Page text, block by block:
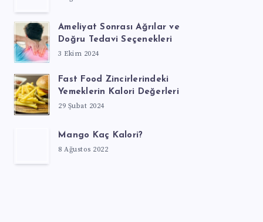
Ameliyat Sonrası Ağrılar ve
Doğru Tedavi Seçenekleri
3 Ekim 2024
Fast Food Zincirlerindeki
Yemeklerin Kalori Değerleri
29 Şubat 2024
Mango Kaç Kalori?
8 Ağustos 2022